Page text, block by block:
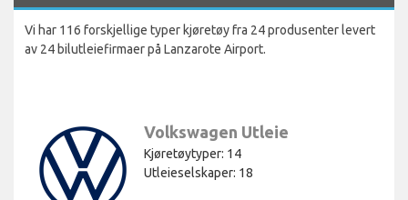
Vi har 116 forskjellige typer kjøretøy fra 24 produsenter levert
av 24 bilutleiefirmaer på Lanzarote Airport.
Volkswagen Utleie
Kjøretøytyper: 14
Utleieselskaper: 18